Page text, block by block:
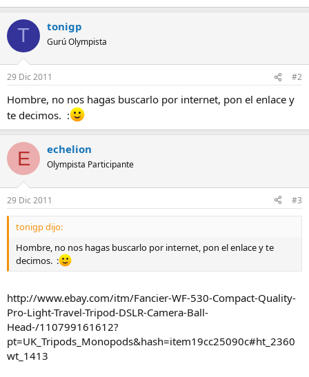
T tonigp
Gurú Olympista
29 Dic 2011 #2
Hombre, no nos hagas buscarlo por internet, pon el enlace y
te decimos. :
E echelion
Olympista Participante
29 Dic 2011 #3
tonigp dijo:
Hombre, no nos hagas buscarlo por internet, pon el enlace y te
decimos. :
http://www.ebay.com/itm/Fancier-WF-530-Compact-Quality-
Pro-Light-Travel-Tripod-DSLR-Camera-Ball-
Head-/110799161612?
pt=UK_Tripods_Monopods&hash=item19cc25090c#ht_2360
wt_1413